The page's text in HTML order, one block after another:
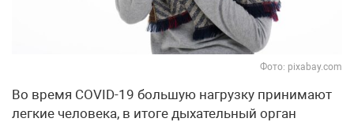
Фото: pixabay.com
Во время COVID-19 большую нагрузку принимают
легкие человека, в итоге дыхательный орган